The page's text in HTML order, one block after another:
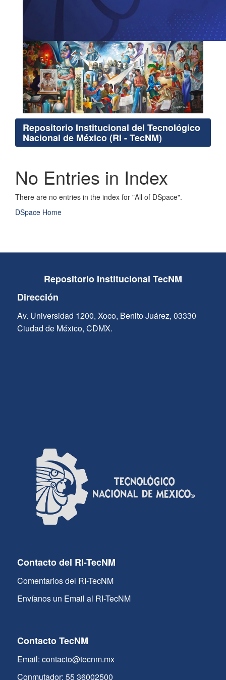
Repositorio Institucional del Tecnológico
Nacional de México (RI - TecNM)
No Entries in Index
There are no entries in the index for "All of DSpace".
DSpace Home
Repositorio Institucional TecNM
Dirección
Av. Universidad 1200, Xoco, Benito Juárez, 03330
Ciudad de México, CDMX.
Contacto del RI-TecNM
Comentarios del RI-TecNM
Envíanos un Email al RI-TecNM
Contacto TecNM
Email: contacto@tecnm.mx
Conmutador: 55 36002500